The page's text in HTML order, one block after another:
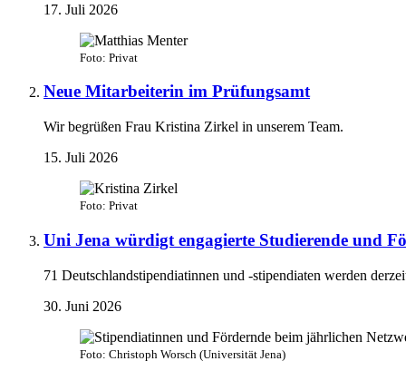
17. Juli 2026
Foto: Privat
Neue Mitarbeiterin im Prüfungsamt
Wir begrüßen Frau Kristina Zirkel in unserem Team.
15. Juli 2026
Foto: Privat
Uni Jena würdigt engagierte Studierende und
71 Deutschlandstipendiatinnen und -stipendiaten werden
30. Juni 2026
Foto: Christoph Worsch (Universität Jena)